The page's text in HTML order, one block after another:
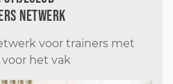
Netwerk
voor trainers met
voor het vak